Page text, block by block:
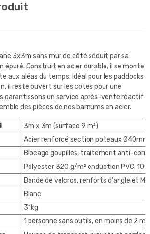
3x3m sans mur de côté séduit par sa
épuré. Construit en acier durable, il se monte
aux aléas du temps. Idéal pour les paddocks
il reste ouvert sur les côtés pour une
garantissons un service après-vente réactif
des pièces de nos barnums en acier.
3m x 3m (surface 9 m²)
Acier renforcé section poteaux Ø40mm
Blocage goupilles, traitement anti-
Polyester 320 g/m² enduction PVC,
Bande de velcros, renforts d'angle et
Blanc
31kg
1 personne sans outils, en moins de 2